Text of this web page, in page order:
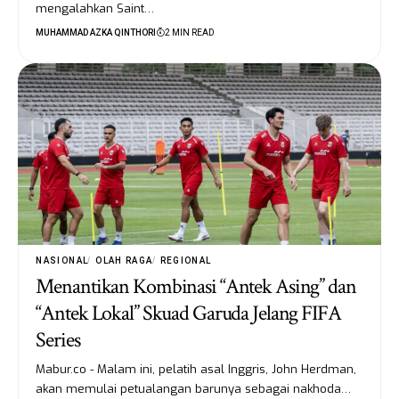
mengalahkan Saint…
MUHAMMAD AZKA QINTHORI 2 MIN READ
NASIONAL OLAH RAGA REGIONAL
Menantikan Kombinasi “Antek Asing” dan
“Antek Lokal” Skuad Garuda Jelang FIFA
Series
Mabur.co - Malam ini, pelatih asal Inggris, John Herdman,
akan memulai petualangan barunya sebagai nakhoda…